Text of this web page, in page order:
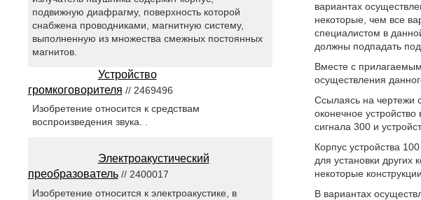
вариантах
некоторые, чем все
специалистом в
должны подпадать
Вместе с
осуществления
Ссылаясь на чертежи
оконечное
сигнала 300 и
Корпус устройства
для установки
некоторые
В вариантах
подвижную диафрагму, поверхность которой
снабжена проводниками, магнитную систему,
выполненную из множества смежных постоянных
магнитов.
Устройство
громкоговорителя // 2469496
Изобретение относится к средствам
воспроизведения звука. .
Электроакустический
преобразователь// 2400017
Изобретение относится к электроакустике, в